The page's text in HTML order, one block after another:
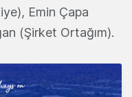
Emin Çapa
(Şirket Ortağım).